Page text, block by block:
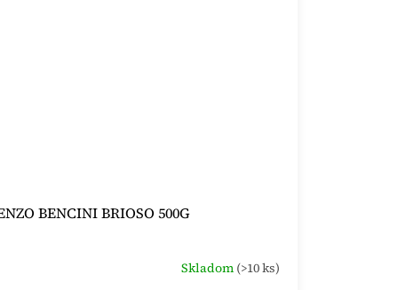
BENCINI BRIOSO 500G
Skladom (>10 ks)